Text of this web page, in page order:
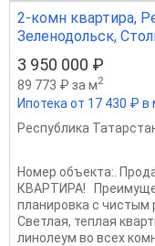
2-комн квартира,
Зеленодольск,
3 950 000 ₽
89 773 ₽ за м2
Ипотека от 17 430 ₽ в
Республика
Номер объекта:.
КВАРТИРА!
планировка с чистым
Светлая, теплая
линолеум во всех